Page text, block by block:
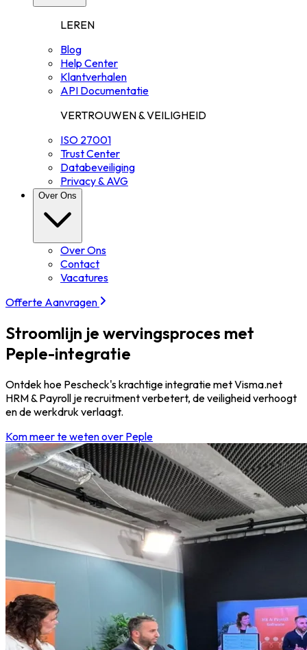
LEREN
Blog
Help Center
Klantverhalen
API Documentatie
VERTROUWEN & VEILIGHEID
ISO 27001
Trust Center
Databeveiliging
Privacy & AVG
Over Ons
Over Ons
Contact
Vacatures
Offerte Aanvragen
Stroomlijn je wervingsproces met
Peple-integratie
Ontdek hoe Pescheck's krachtige integratie met Visma.net
HRM & Payroll je recruitment verbetert, de veiligheid verhoogt
en de werkdruk verlaagt.
Kom meer te weten over Peple